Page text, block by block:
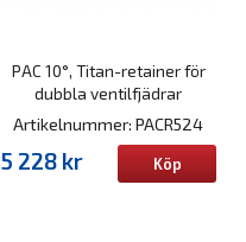
PAC 10°, Titan-retainer för
dubbla ventilfjädrar
Artikelnummer: PACR524
5 228 kr Köp